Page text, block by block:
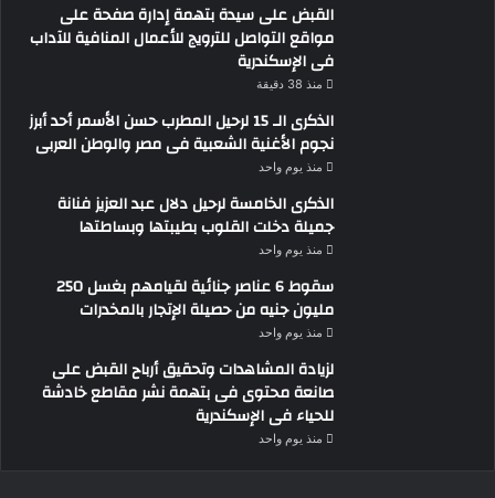
القبض على سيدة بتهمة إدارة صفحة على
مواقع التواصل للترويج للأعمال المنافية للآداب
فى الإسكندرية
منذ 38 دقيقة
الذكرى الـ 15 لرحيل المطرب حسن الأسمر أحد أبرز
نجوم الأغنية الشعبية فى مصر والوطن العربى
منذ يوم واحد
الذكرى الخامسة لرحيل دلال عبد العزيز فنانة
جميلة دخلت القلوب بطيبتها وبساطتها
منذ يوم واحد
سقوط 6 عناصر جنائية لقيامهم بغسل 250
مليون جنيه من حصيلة الإتجار بالمخدرات
منذ يوم واحد
لزيادة المشاهدات وتحقيق أرباح القبض على
صانعة محتوى فى بتهمة نشر مقاطع خادشة
للحياء فى الإسكندرية
منذ يوم واحد